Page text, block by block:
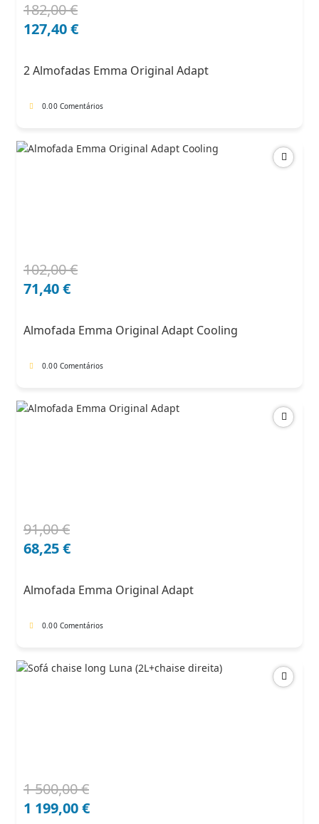
182,00€
O
preço
182,00 €.
127,40€
O
preço
127,40 €.
2 Almofadas Emma Original Adapt
0.00 Comentários
102,00€
O
preço
102,00 €.
71,40€
O
preço
71,40 €.
Almofada Emma Original Adapt Cooling
0.00 Comentários
91,00€
O
preço
91,00 €.
68,25€
O
preço
68,25 €.
Almofada Emma Original Adapt
0.00 Comentários
1 500,00€
O
preço
1 199,00€
O
preço